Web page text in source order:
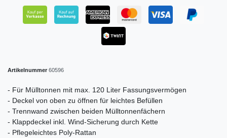
Artikelnummer 60596
- Für Mülltonnen mit max. 120 Liter Fassungsvermögen
- Deckel von oben zu öffnen für leichtes Befüllen
- Trennwand zwischen beiden Mülltonnenfächern
- Klappdeckel inkl. Wind-Sicherung durch Kette
- Pflegeleichtes Poly-Rattan